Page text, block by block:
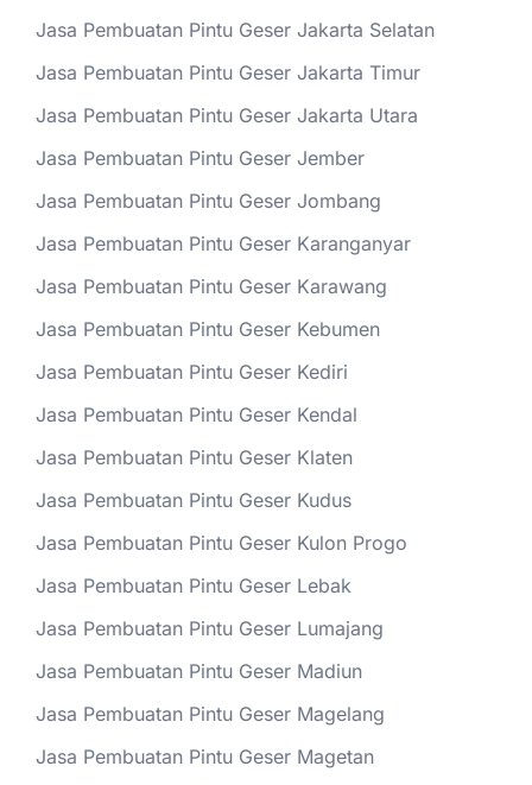
Jasa Pembuatan Pintu Geser Jakarta Selatan
Jasa Pembuatan Pintu Geser Jakarta Timur
Jasa Pembuatan Pintu Geser Jakarta Utara
Jasa Pembuatan Pintu Geser Jember
Jasa Pembuatan Pintu Geser Jombang
Jasa Pembuatan Pintu Geser Karanganyar
Jasa Pembuatan Pintu Geser Karawang
Jasa Pembuatan Pintu Geser Kebumen
Jasa Pembuatan Pintu Geser Kediri
Jasa Pembuatan Pintu Geser Kendal
Jasa Pembuatan Pintu Geser Klaten
Jasa Pembuatan Pintu Geser Kudus
Jasa Pembuatan Pintu Geser Kulon Progo
Jasa Pembuatan Pintu Geser Lebak
Jasa Pembuatan Pintu Geser Lumajang
Jasa Pembuatan Pintu Geser Madiun
Jasa Pembuatan Pintu Geser Magelang
Jasa Pembuatan Pintu Geser Magetan